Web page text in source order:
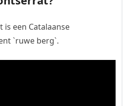
een Catalaanse
`ruwe berg`.